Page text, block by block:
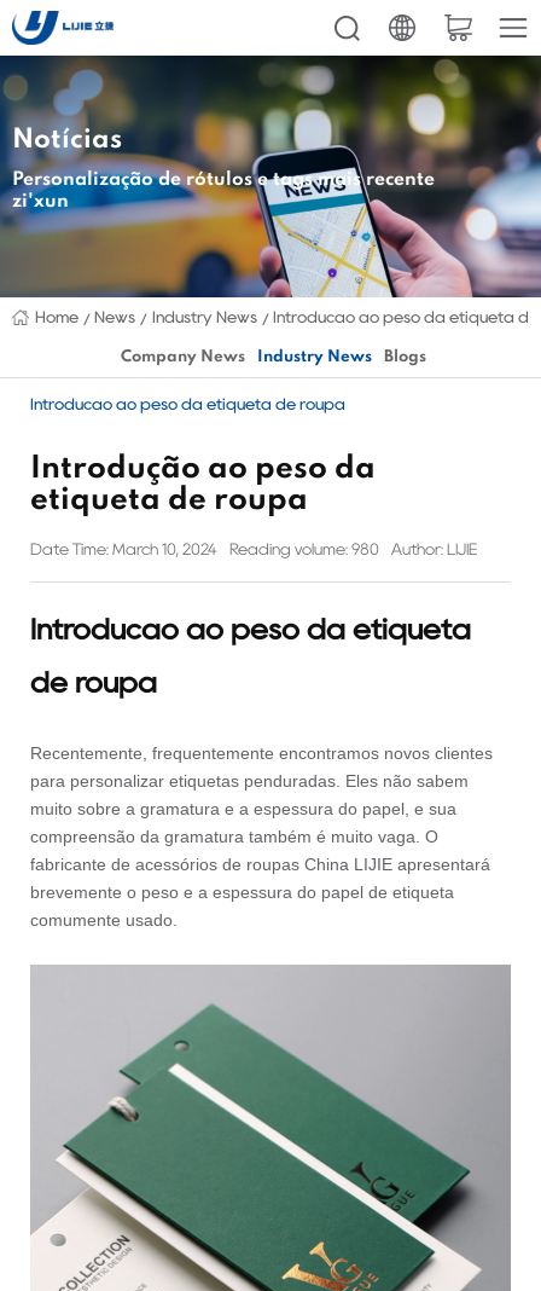
Notícias
Personalização de rótulos e tags mais recente
zi'xun
Home News Industry News Introdução ao peso da etiqueta
Company News Industry News Blogs
Introdução ao peso da etiqueta de roupa
Introdução ao peso da
etiqueta de roupa
Date Time: March 10, 2024 Reading volume: 980 Author: LIJIE
Introdução ao peso da etiqueta
de roupa
Recentemente, frequentemente encontramos novos clientes
para personalizar etiquetas penduradas. Eles não sabem
muito sobre a gramatura e a espessura do papel, e sua
compreensão da gramatura também é muito vaga. O
fabricante de acessórios de roupas China LIJIE apresentará
brevemente o peso e a espessura do papel de etiqueta
comumente usado.